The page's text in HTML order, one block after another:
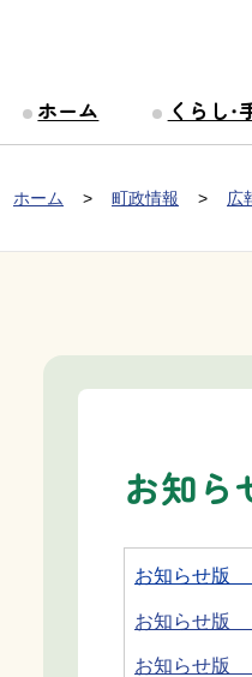
Group NAV
ホーム くらし・
現在位置：
ホーム 町政情報 広
お知ら
お知らせ版
お知らせ版
お知らせ版